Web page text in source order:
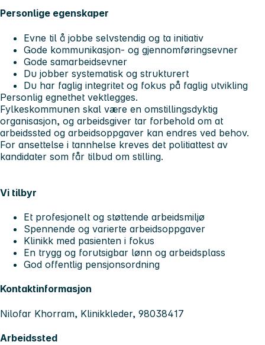
Personlige egenskaper
Evne til å jobbe selvstendig og ta initiativ
Gode kommunikasjon- og gjennomføringsevner
Gode samarbeidsevner
Du jobber systematisk og strukturert
Du har faglig integritet og fokus på faglig utvikling
Personlig egnethet vektlegges.
Fylkeskommunen skal være en omstillingsdyktig
organisasjon, og arbeidsgiver tar forbehold om at
arbeidssted og arbeidsoppgaver kan endres ved behov.
For ansettelse i tannhelse kreves det politiattest av
kandidater som får tilbud om stilling.
Vi tilbyr
Et profesjonelt og støttende arbeidsmiljø
Spennende og varierte arbeidsoppgaver
Klinikk med pasienten i fokus
En trygg og forutsigbar lønn og arbeidsplass
God offentlig pensjonsordning
Kontaktinformasjon
Nilofar Khorram, Klinikkleder, 98038417
Arbeidssted